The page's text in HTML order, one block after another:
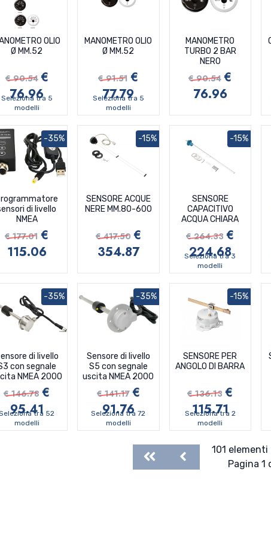
OLIO
Ø MM.52
€ 90.54 €
76.96
Seleziona tra 5
modelli
MANOMETRO OLIO
Ø MM.52
€ 91.51 €
77.79
Seleziona tra 5
modelli
MANOMETRO
TURBO 2 BAR
NERO
€ 90.54 €
76.96
di livello
NMEA
€ 177.01 €
115.06
-35%
SENSORE ACQUE
NERE MM.80-600
€ 417.50 €
354.87
-15%
SENSORE
CAPACITIVO
ACQUA CHIARA
€ 264.33 €
224.68
-15%
Seleziona tra 3
modelli
di livello
con segnale
NMEA 2000
€ 146.78 €
95.41
-35%
tra 52
modelli
Sensore di livello
S5 con segnale
uscita NMEA 2000
€ 141.17 €
91.76
-35%
Seleziona tra 72
modelli
SENSORE PER
ANGOLO DI BARRA
€ 136.13 €
115.71
-15%
Seleziona tra 2
modelli
FirstPrevious
101
Pagina 1